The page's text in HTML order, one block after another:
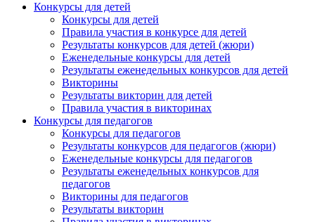
Конкурсы для детей
Конкурсы для детей
Правила участия в конкурсе для детей
Результаты конкурсов для детей (жюри)
Еженедельные конкурсы для детей
Результаты еженедельных конкурсов для детей
Викторины
Результаты викторин для детей
Правила участия в викторинах
Конкурсы для педагогов
Конкурсы для педагогов
Результаты конкурсов для педагогов (жюри)
Еженедельные конкурсы для педагогов
Результаты еженедельных конкурсов для
педагогов
Викторины для педагогов
Результаты викторин